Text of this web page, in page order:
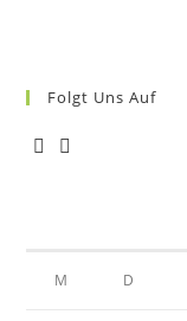
Folgt Uns Auf
M D